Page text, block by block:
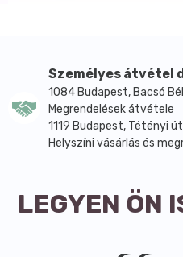
Személyes átvétel
1084 Budapest, Bacsó
Megrendelések átvétele
1119 Budapest, Tétényi
Helyszíni vásárlás és
LEGYEN ÖN